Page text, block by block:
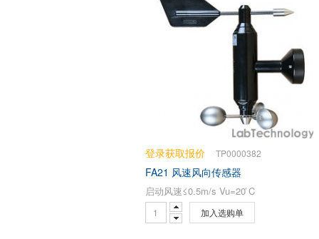
登录获取报价 TP0000382
FA21 风速风向传感器
启动风速≤0.5m/s Vu=20 ̊C
加入选购单